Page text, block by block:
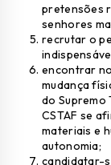
pretensões
senhores
recrutar o
encontrar
mudança
do Supremo
CSTAF se
materiais e
autonomia;
candidatar-